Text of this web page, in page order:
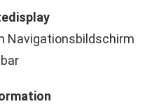
Navigationsbildschirm